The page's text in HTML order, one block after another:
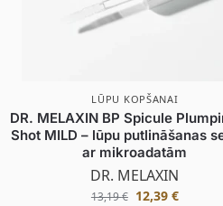
LŪPU KOPŠANAI
DR. MELAXIN BP Spicule
Shot MILD – lūpu putlināšanas
ar mikroadatām
DR. MELAXIN
13,19€ 12,39 €